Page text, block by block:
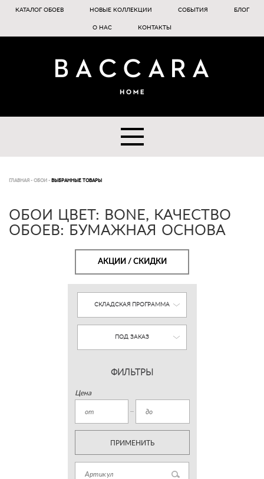
КАТАЛОГ ОБОЕВ НОВЫЕ КОЛЛЕКЦИИ СОБЫТИЯ БЛОГ
О НАС КОНТАКТЫ
ГЛАВНАЯ - ОБОИ - ВЫБРАННЫЕ ТОВАРЫ
ОБОИ ЦВЕТ: BONE, КАЧЕСТВО
ОБОЕВ: БУМАЖНАЯ ОСНОВА
АКЦИИ / СКИДКИ
СКЛАДСКАЯ ПРОГРАММА
ПОД ЗАКАЗ
ФИЛЬТРЫ
Цена
ПРИМЕНИТЬ